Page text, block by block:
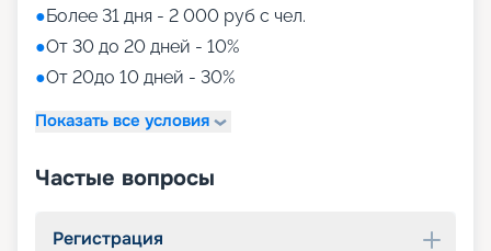
●Более 31 дня - 2 000 руб с чел.
●От 30 до 20 дней - 10%
●От 20до 10 дней - 30%
Показать все условия
Частые вопросы
Регистрация